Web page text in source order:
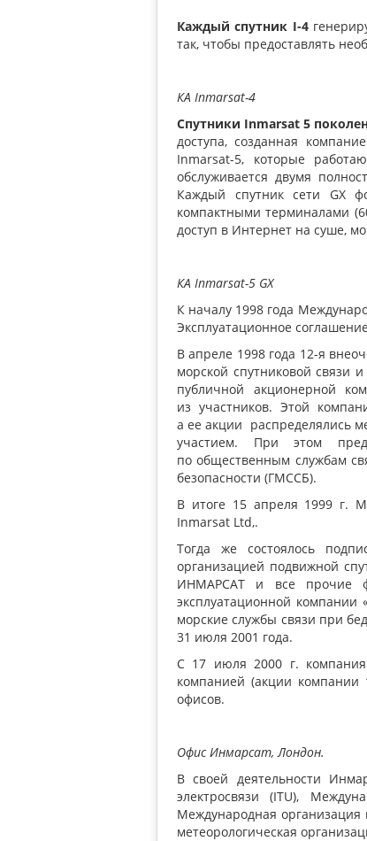
Каждый спутник I-4
так, чтобы предоставлять
КА Inmarsat-4
Спутники Inmarsat 5
доступа, созданная
Inmarsat-5, которые
обслуживается двумя
Каждый спутник сети GX
компактными терминалами
доступ в Интернет на суше,
КА Inmarsat-5 GX
К началу 1998 года
Эксплуатационное
В апреле 1998 года 12-я
морской спутниковой связи
публичной акционерной
из участников. Этой
а ее акции распределялись
участием. При этом
по общественным службам
безопасности (ГМССБ).
В итоге 15 апреля 1999 г.
Inmarsat Ltd,.
Тогда же состоялось
организацией подвижной
ИНМАРСАТ и все прочие
эксплуатационной компании
морские службы связи при
31 июля 2001 года.
С 17 июля 2000 г.
компанией (акции компании
офисов.
Офис Инмарсат, Лондон.
В своей деятельности
электросвязи
(ITU),
Международная организация
метеорологическая